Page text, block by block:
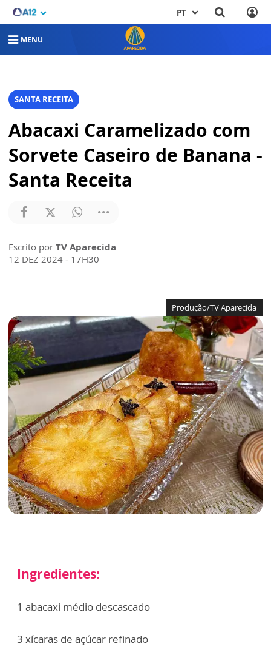
PT
MENU
SANTA RECEITA
Abacaxi Caramelizado com
Sorvete Caseiro de Banana -
Santa Receita
Escrito por TV Aparecida
12 DEZ 2024 - 17H30
Produção/TV Aparecida
Ingredientes:
1 abacaxi médio descascado
3 xícaras de açúcar refinado